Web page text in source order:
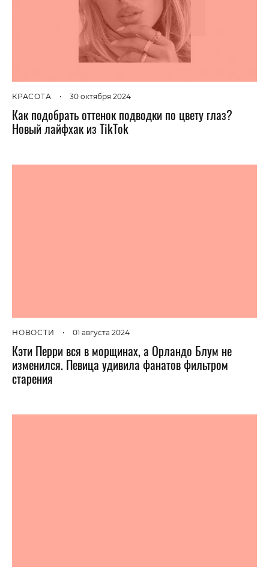
КРАСОТА • 30 октября 2024
Как подобрать оттенок подводки по цвету глаз?
Новый лайфхак из TikTok
НОВОСТИ • 01 августа 2024
Кэти Перри вся в морщинах, а Орландо Блум не
изменился. Певица удивила фанатов фильтром
старения